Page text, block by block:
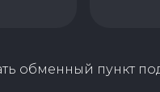
обменный пункт